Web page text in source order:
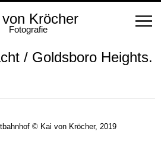
Kröcher
Fotografie
/ Goldsboro Heights.
© Kai von Kröcher, 2019